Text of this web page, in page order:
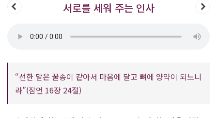
서로를 세워 주는 인사
“선한 말은 꿀송이 같아서 마음에 달고 뼈에 양약이 되느니
라”(잠언 16장 24절)